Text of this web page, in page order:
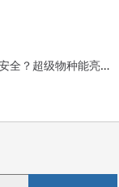
能亮站「艺墅家」给出答案